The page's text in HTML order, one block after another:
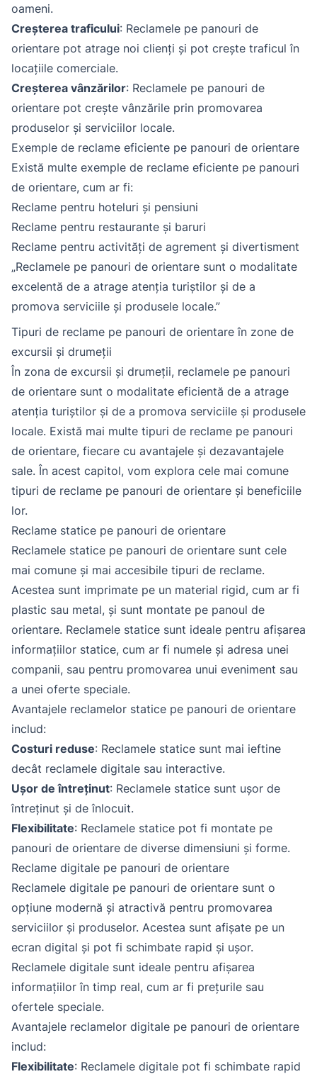
oameni.
Creșterea traficului: Reclamele pe panouri de
orientare pot atrage noi clienți și pot crește traficul în
locațiile comerciale.
Creșterea vânzărilor: Reclamele pe panouri de
orientare pot crește vânzările prin promovarea
produselor și serviciilor locale.
Exemple de reclame eficiente pe panouri de orientare
Există multe exemple de reclame eficiente pe panouri
de orientare, cum ar fi:
Reclame pentru hoteluri și pensiuni
Reclame pentru restaurante și baruri
Reclame pentru activități de agrement și divertisment
„Reclamele pe panouri de orientare sunt o modalitate
excelentă de a atrage atenția turiștilor și de a
promova serviciile și produsele locale.”
Tipuri de reclame pe panouri de orientare în zone de
excursii și drumeții
În zona de excursii și drumeții, reclamele pe panouri
de orientare sunt o modalitate eficientă de a atrage
atenția turiștilor și de a promova serviciile și produsele
locale. Există mai multe tipuri de reclame pe panouri
de orientare, fiecare cu avantajele și dezavantajele
sale. În acest capitol, vom explora cele mai comune
tipuri de reclame pe panouri de orientare și beneficiile
lor.
Reclame statice pe panouri de orientare
Reclamele statice pe panouri de orientare sunt cele
mai comune și mai accesibile tipuri de reclame.
Acestea sunt imprimate pe un material rigid, cum ar fi
plastic sau metal, și sunt montate pe panoul de
orientare. Reclamele statice sunt ideale pentru afișarea
informațiilor statice, cum ar fi numele și adresa unei
companii, sau pentru promovarea unui eveniment sau
a unei oferte speciale.
Avantajele reclamelor statice pe panouri de orientare
includ:
Costuri reduse: Reclamele statice sunt mai ieftine
decât reclamele digitale sau interactive.
Ușor de întreținut: Reclamele statice sunt ușor de
întreținut și de înlocuit.
Flexibilitate: Reclamele statice pot fi montate pe
panouri de orientare de diverse dimensiuni și forme.
Reclame digitale pe panouri de orientare
Reclamele digitale pe panouri de orientare sunt o
opțiune modernă și atractivă pentru promovarea
serviciilor și produselor. Acestea sunt afișate pe un
ecran digital și pot fi schimbate rapid și ușor.
Reclamele digitale sunt ideale pentru afișarea
informațiilor în timp real, cum ar fi prețurile sau
ofertele speciale.
Avantajele reclamelor digitale pe panouri de orientare
includ:
Flexibilitate: Reclamele digitale pot fi schimbate rapid